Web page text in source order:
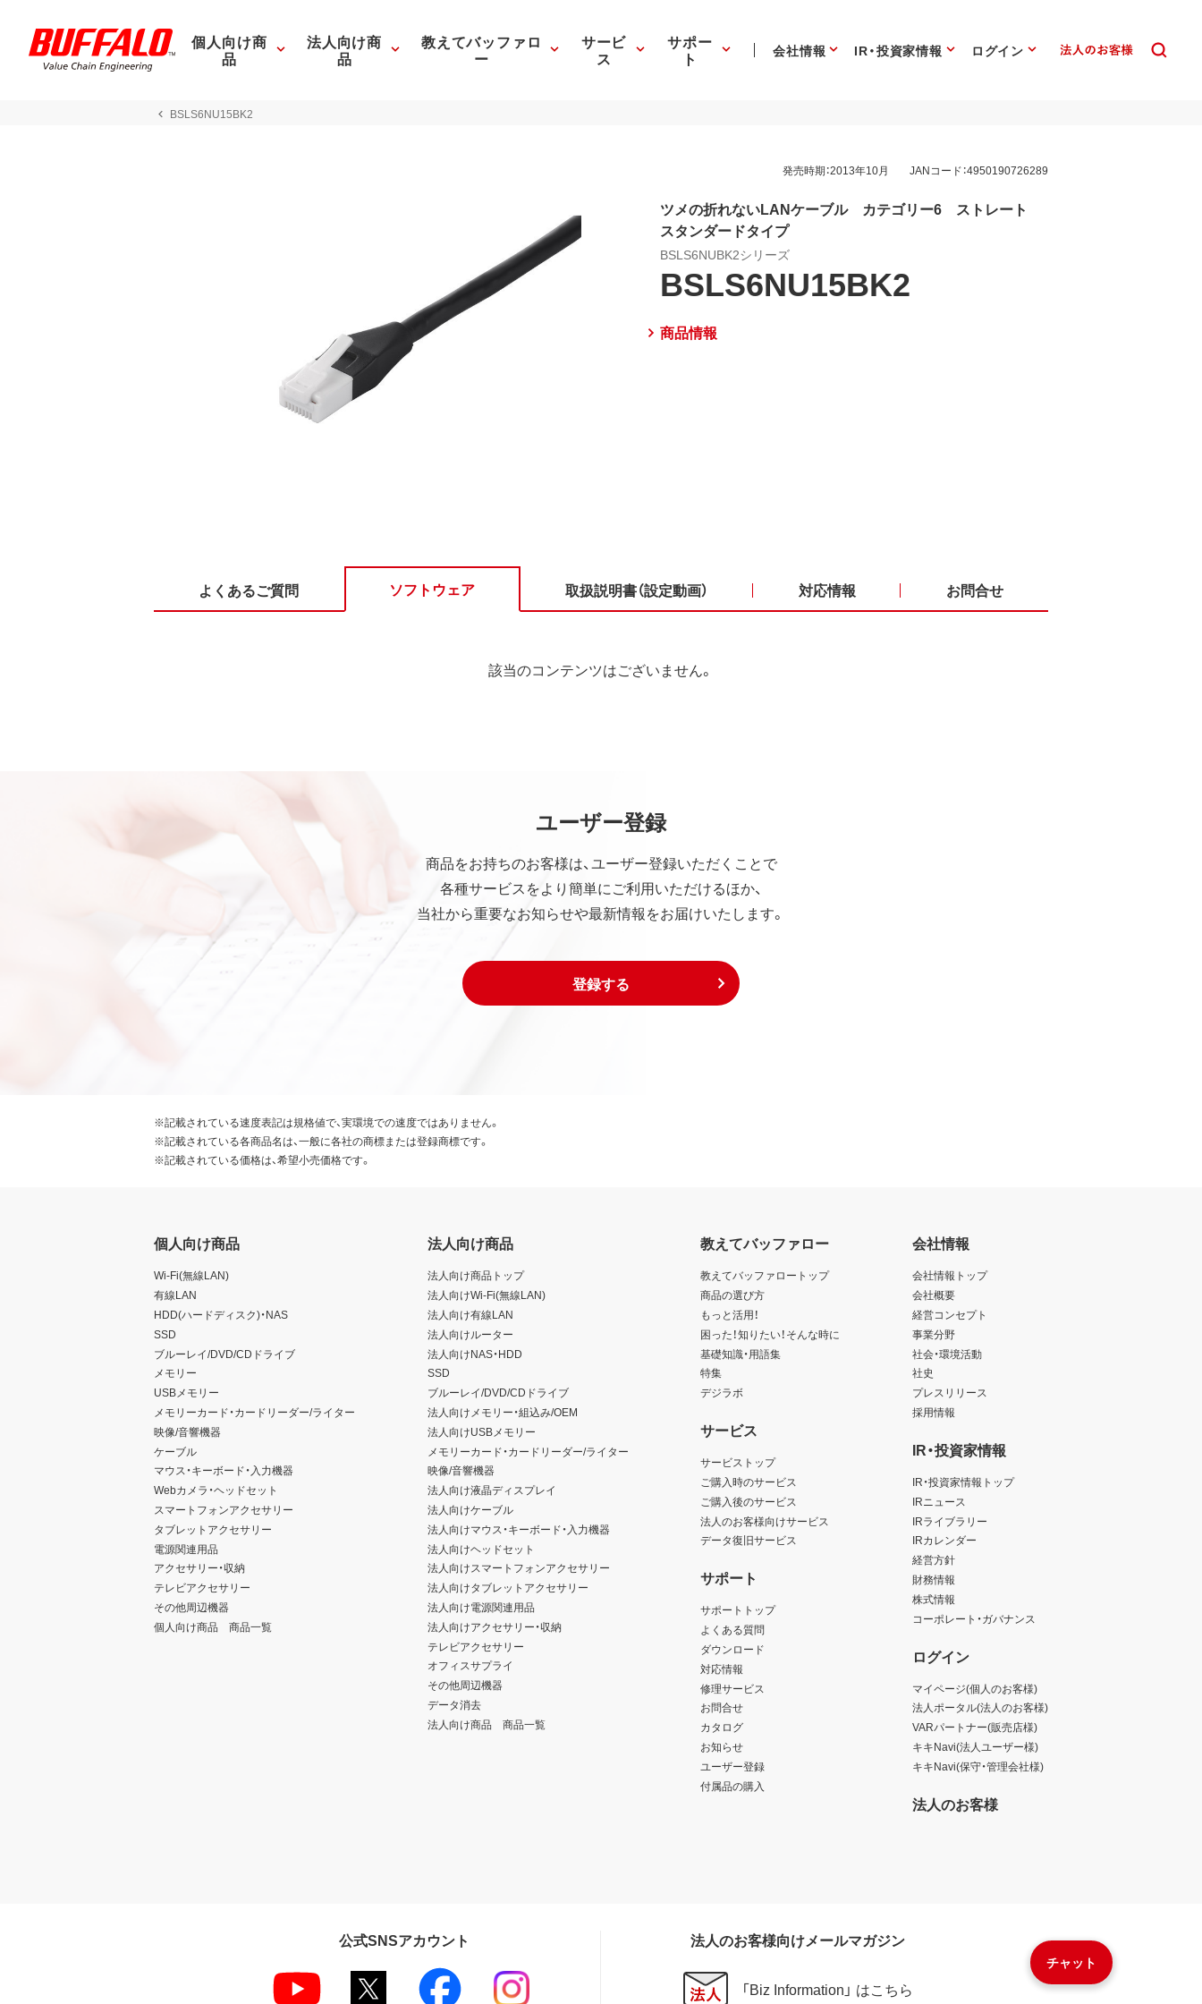
個人向け商
品
法人向け商
品
教えてバッファロ
ー
サービ
ス
サポー
ト 会社情報 IR・投資家情報 ログイン
BSLS6NU15BK2
発売時期：2013年10月 JANコード：4950190726289
ツメの折れないLANケーブル カテゴリー6 ストレート
スタンダードタイプ
BSLS6NUBK2シリーズ
BSLS6NU15BK2
商品情報
よくあるご質問 ソフトウェア 取扱説明書（設定動画） 対応情報 お問合せ
該当のコンテンツはございません。
ユーザー登録
商品をお持ちのお客様は、ユーザー登録いただくことで
各種サービスをより簡単にご利用いただけるほか、
当社から重要なお知らせや最新情報をお届けいたします。
登録する
チャット
※記載されている速度表記は規格値で、実環境での速度ではありません。
※記載されている各商品名は、一般に各社の商標または登録商標です。
※記載されている価格は、希望小売価格です。
個人向け商品
Wi-Fi(無線LAN)
有線LAN
HDD(ハードディスク)・NAS
SSD
ブルーレイ/DVD/CDドライブ
メモリー
USBメモリー
メモリーカード・カードリーダー/ライター
映像/音響機器
ケーブル
マウス・キーボード・入力機器
Webカメラ・ヘッドセット
スマートフォンアクセサリー
タブレットアクセサリー
電源関連用品
アクセサリー・収納
テレビアクセサリー
その他周辺機器
個人向け商品 商品一覧
法人向け商品
法人向け商品トップ
法人向けWi-Fi(無線LAN)
法人向け有線LAN
法人向けルーター
法人向けNAS・HDD
SSD
ブルーレイ/DVD/CDドライブ
法人向けメモリー・組込み/OEM
法人向けUSBメモリー
メモリーカード・カードリーダー/ライター
映像/音響機器
法人向け液晶ディスプレイ
法人向けケーブル
法人向けマウス・キーボード・入力機器
法人向けヘッドセット
法人向けスマートフォンアクセサリー
法人向けタブレットアクセサリー
法人向け電源関連用品
法人向けアクセサリー・収納
テレビアクセサリー
オフィスサプライ
その他周辺機器
データ消去
法人向け商品 商品一覧
教えてバッファロー
教えてバッファロートップ
商品の選び方
もっと活用！
困った！知りたい！そんな時に
基礎知識・用語集
特集
デジラボ
サービス
サービストップ
ご購入時のサービス
ご購入後のサービス
法人のお客様向けサービス
データ復旧サービス
サポート
サポートトップ
よくある質問
ダウンロード
対応情報
修理サービス
お問合せ
カタログ
お知らせ
ユーザー登録
付属品の購入
会社情報
会社情報トップ
会社概要
経営コンセプト
事業分野
社会・環境活動
社史
プレスリリース
採用情報
IR・投資家情報
IR・投資家情報トップ
IRニュース
IRライブラリー
IRカレンダー
経営方針
財務情報
株式情報
コーポレート・ガバナンス
ログイン
マイページ(個人のお客様)
法人ポータル(法人のお客様)
VARパートナー(販売店様)
キキNavi(法人ユーザー様)
キキNavi(保守・管理会社様)
法人のお客様
公式SNSアカウント 法人のお客様向けメールマガジン
「Biz Information」 はこちら